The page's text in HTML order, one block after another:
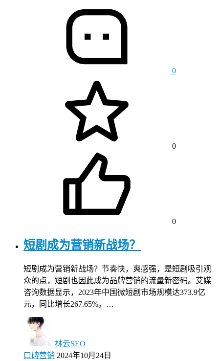
0
0
0
短剧成为营销新战场？
短剧成为营销新战场？节奏快，爽感强，是短剧吸引观
众的点，短剧也因此成为品牌营销的流量新密码。艾媒
咨询数据显示，2023年中国微短剧市场规模达373.9亿
元，同比增长267.65%。…
林云SEO
口碑营销 2024年10月24日